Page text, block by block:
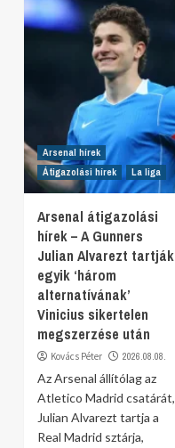
Arsenal hírek
Átigazolási hírek
La liga
Arsenal átigazolási
hírek – A Gunners
Julian Alvarezt tartják
egyik ‘három
alternatívának’
Vinicius sikertelen
megszerzése után
Kovács Péter 2026.08.08.
Az Arsenal állítólag az
Atletico Madrid csatárát,
Julian Alvarezt tartja a
Real Madrid sztárja,